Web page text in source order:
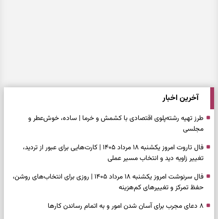
آخرین اخبار
طرز تهیه رشته‌پلوی اقتصادی با کشمش و خرما | ساده، خوش‌عطر و
مجلسی
فال تاروت امروز یکشنبه ۱۸ مرداد ۱۴۰۵ | کارت‌هایی برای عبور از تردید،
تغییر زاویه دید و انتخاب مسیر عملی
فال سرنوشت امروز یکشنبه ۱۸ مرداد ۱۴۰۵ | روزی برای انتخاب‌های روشن،
حفظ تمرکز و تغییرهای کم‌هزینه
۸ دعای مجرب برای آسان شدن امور و به اتمام رساندن کار‌ها